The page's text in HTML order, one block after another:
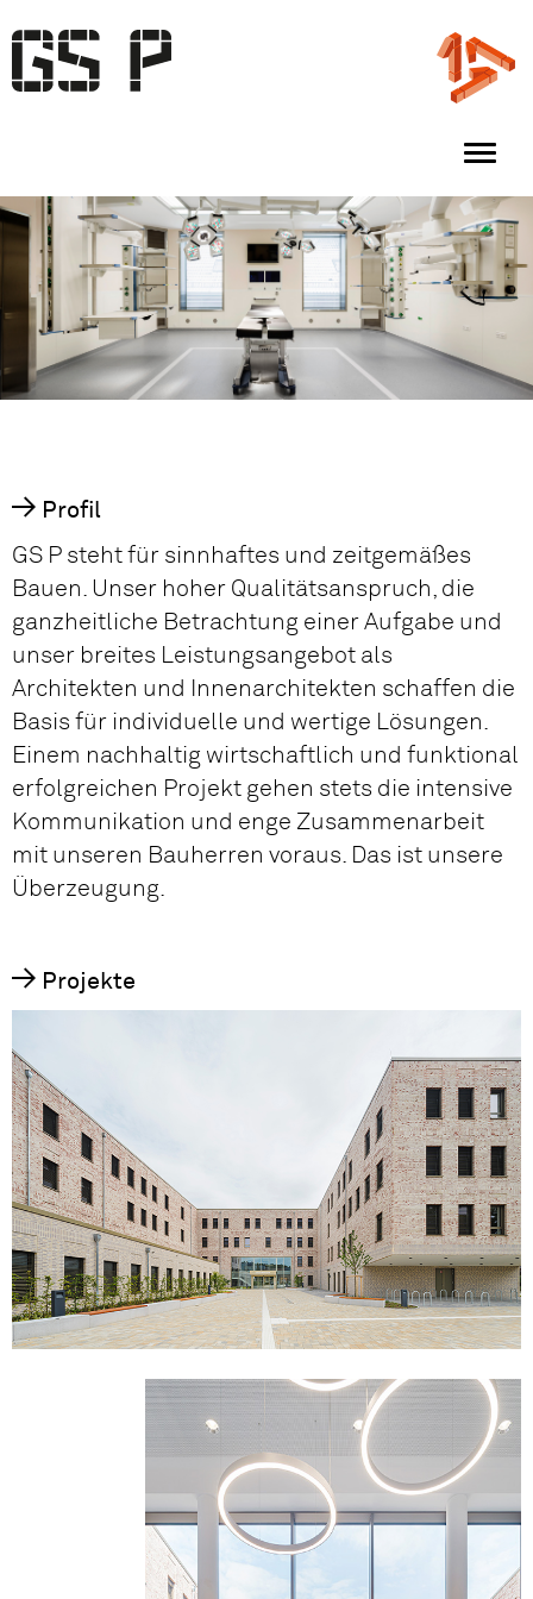
Profil
GS P steht für sinnhaftes und zeitgemäßes
Bauen. Unser hoher Qualitätsanspruch, die
ganzheitliche Betrachtung einer Aufgabe und
unser breites Leistungsangebot als
Architekten und Innen­architekten schaffen die
Basis für individuelle und wertige Lösungen.
Einem nachhaltig wirtschaftlich und funktional
erfolgreichen Projekt gehen stets die intensive
Kommunikation und enge Zusammenarbeit
mit unseren Bauherren voraus. Das ist unsere
Überzeugung.
Projekte